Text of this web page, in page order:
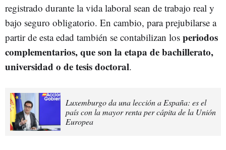
registrado durante la vida laboral sean de trabajo real y
bajo seguro obligatorio. En cambio, para prejubilarse a
partir de esta edad también se contabilizan los periodos
complementarios, que son la etapa de bachillerato,
universidad o de tesis doctoral.
Luxemburgo da una lección a España: es el
país con la mayor renta per cápita de la Unión
Europea